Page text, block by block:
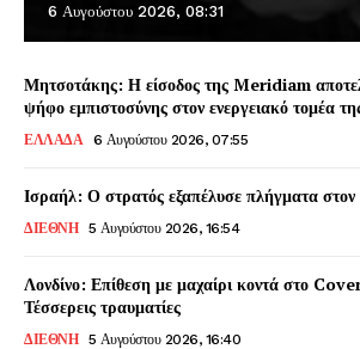
6 Αυγούστου 2026, 08:31
Μητσοτάκης: Η είσοδος της Meridiam
ψήφο εμπιστοσύνης στον ενεργειακό τομέα
ΕΛΛΑΔΑ 6 Αυγούστου 2026, 07:55
Ισραήλ: Ο στρατός εξαπέλυσε πλήγματα στον
ΔΙΕΘΝΗ 5 Αυγούστου 2026, 16:54
Λονδίνο: Επίθεση με μαχαίρι κοντά στο
Τέσσερεις τραυματίες
ΔΙΕΘΝΗ 5 Αυγούστου 2026, 16:40